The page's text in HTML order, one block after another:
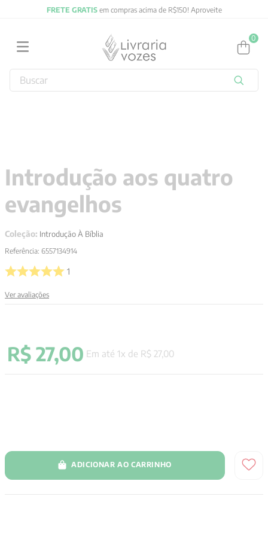
FRETE GRATISem compras acima de R$150! Aproveite
0
Buscar
Introdução aos quatro
evangelhos
Coleção: Introdução À Bíblia
Referência: 6557134914
1
Ver avaliações
R$ 27,00 Em até 1x de R$ 27,00
ADICIONAR AO CARRINHO
4 º jung
5º byung chul han
7